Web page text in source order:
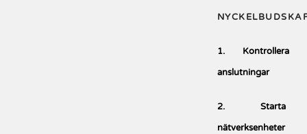
1. Kontrollera
anslutningar
2. Starta
nätverksenheter